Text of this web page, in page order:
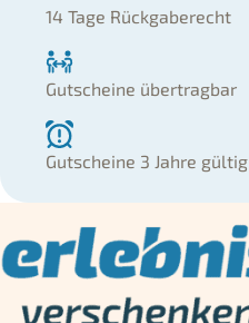
14 Tage Rückgaberecht
Gutscheine übertragbar
Gutscheine 3 Jahre gültig